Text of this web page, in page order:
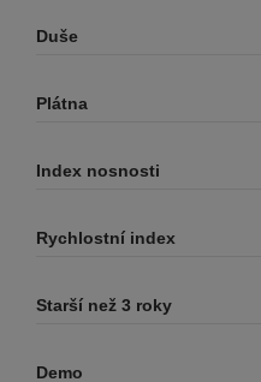
Duše
Plátna
Index nosnosti
Rychlostní index
Starší než 3 roky
Demo